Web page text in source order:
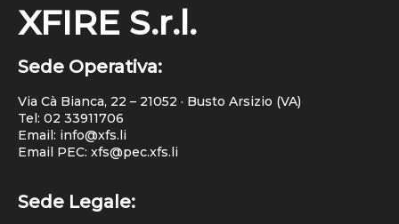
XFIRE S.r.l.
Sede Operativa:
Via Cà Bianca, 22 – 21052 · Busto Arsizio (VA)
Tel: 02 33911706
Email: info@xfs.li
Email PEC: xfs@pec.xfs.li
Sede Legale: